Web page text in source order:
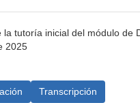
la tutoría inicial del módulo de
2025
Transcripción